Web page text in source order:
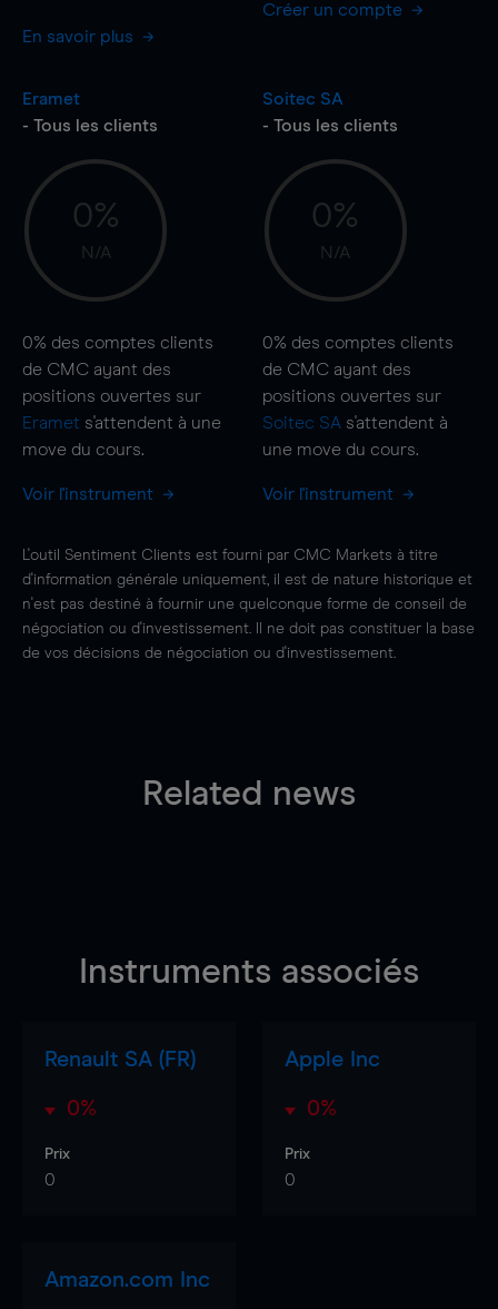
En savoir plus
Créer un compte
Eramet
- Tous les clients
0%
N/A
0% des comptes clients
de CMC ayant des
positions ouvertes sur
Eramet s'attendent à une
move du cours.
Voir l'instrument
Soitec SA
- Tous les clients
0%
N/A
0% des comptes clients
de CMC ayant des
positions ouvertes sur
Soitec SA s'attendent à
une move du cours.
Voir l'instrument
L'outil Sentiment Clients est fourni par CMC Markets à titre
d'information générale uniquement, il est de nature historique et
n'est pas destiné à fournir une quelconque forme de conseil de
négociation ou d'investissement. Il ne doit pas constituer la base
de vos décisions de négociation ou d'investissement.
Related news
Instruments associés
Renault SA (FR)
0%
Prix
0
Apple Inc
0%
Prix
0
Amazon.com Inc